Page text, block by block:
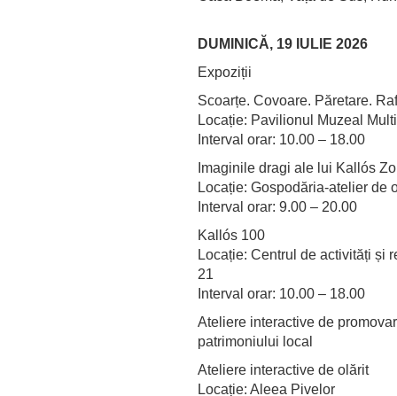
DUMINICĂ, 19 IULIE 2026
Expoziții
Scoarțe. Covoare. Păretare.
Locație: Pavilionul Muzeal
Interval orar: 10.00 – 18.00
Imaginile dragi ale lui Kallós
Locație: Gospodăria-atelier de
Interval orar: 9.00 – 20.00
Kallós 100
Locație: Centrul de activități și
21
Interval orar: 10.00 – 18.00
Ateliere interactive de
patrimoniului local
Ateliere interactive de olărit
Locație: Aleea Pivelor